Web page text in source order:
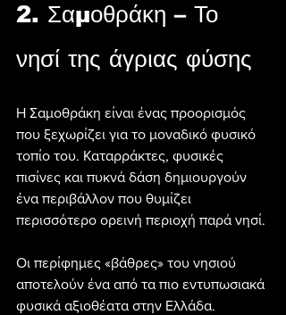
2. Σαμοθράκη – Το
νησί της άγριας φύσης
Η Σαμοθράκη είναι ένας προορισμός
που ξεχωρίζει για το μοναδικό φυσικό
τοπίο του. Καταρράκτες, φυσικές
πισίνες και πυκνά δάση δημιουργούν
ένα περιβάλλον που θυμίζει
περισσότερο ορεινή περιοχή παρά νησί.
Οι περίφημες «βάθρες» του νησιού
αποτελούν ένα από τα πιο εντυπωσιακά
φυσικά αξιοθέατα στην Ελλάδα.